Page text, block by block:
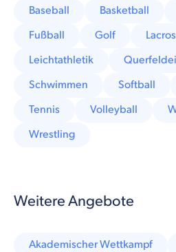
Baseball Basketball
Fußball
Golf
Leichtathletik
Schwimmen
Softball
Tennis
Volleyball
Wrestling
Weitere Angebote
Akademischer Wettkampf